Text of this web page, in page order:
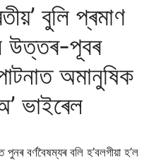
বুলি প্ৰমাণ
উত্তৰ-পূবৰ
অমানুষিক
ভাইৰেল
বৰ্ণবৈষম্যৰ বলি হ’বলগীয়া হ’ল